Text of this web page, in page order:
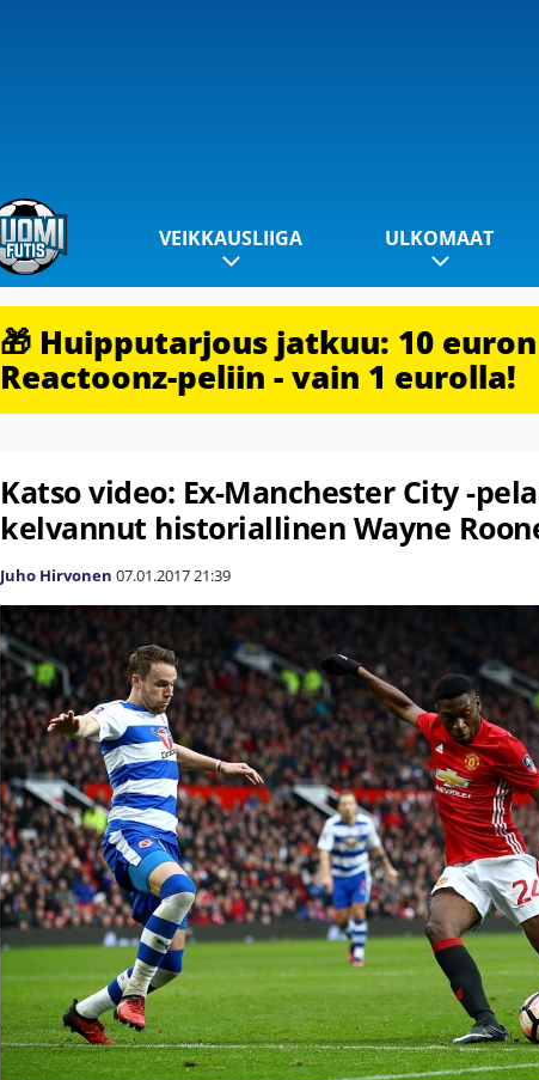
VEIKKAUSLIIGA ULKOMAAT
🎁 Huipputarjous jatkuu: 10
Reactoonz-peliin - vain 1 eurolla!
Katso video: Ex-Manchester City -
kelvannut historiallinen Wayne
Juho Hirvonen 07.01.201721:39